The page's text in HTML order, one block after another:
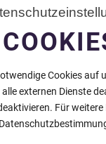
der alte
am
Cookies auf
externen Dienste
Für